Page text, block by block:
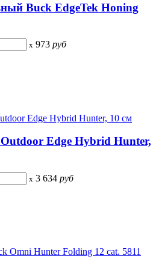
Buck EdgeTek Honing
x 973 руб
Edge Hybrid Hunter,
x 3 634 руб